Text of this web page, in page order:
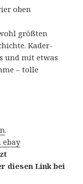
oben
größten
Kader-
und mit etwas
– tolle
.
ebay
diesen Link bei